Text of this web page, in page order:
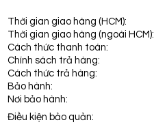
Thời gian giao hàng (HCM):
Thời gian giao hàng (ngoài HCM):
Cách thức thanh toán:
Chính sách trả hàng:
Cách thức trả hàng:
Bảo hành:
Nơi bảo hành:
Điều kiện bảo quản: